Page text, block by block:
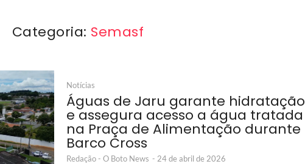
Categoria: Semasf
Notícias
Águas de Jaru garante hidratação
e assegura acesso a água tratada
na Praça de Alimentação durante
Barco Cross
Redação - O Boto News - 24 de abril de 2026